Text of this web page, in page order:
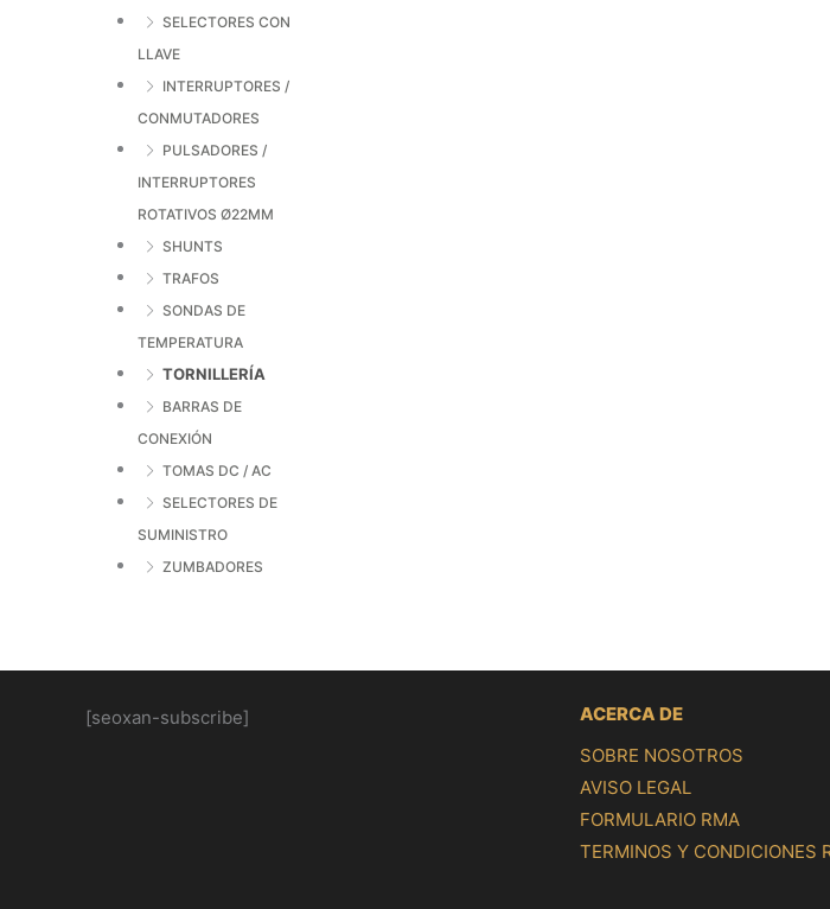
SELECTORES CON
LLAVE
INTERRUPTORES /
CONMUTADORES
PULSADORES /
INTERRUPTORES
ROTATIVOS Ø22MM
SHUNTS
TRAFOS
SONDAS DE
TEMPERATURA
TORNILLERÍA
BARRAS DE
CONEXIÓN
TOMAS DC / AC
SELECTORES DE
SUMINISTRO
ZUMBADORES
[seoxan-subscribe]
ACERCA DE
SOBRE NOSOTROS
AVISO LEGAL
FORMULARIO RMA
TERMINOS Y CONDICIONES